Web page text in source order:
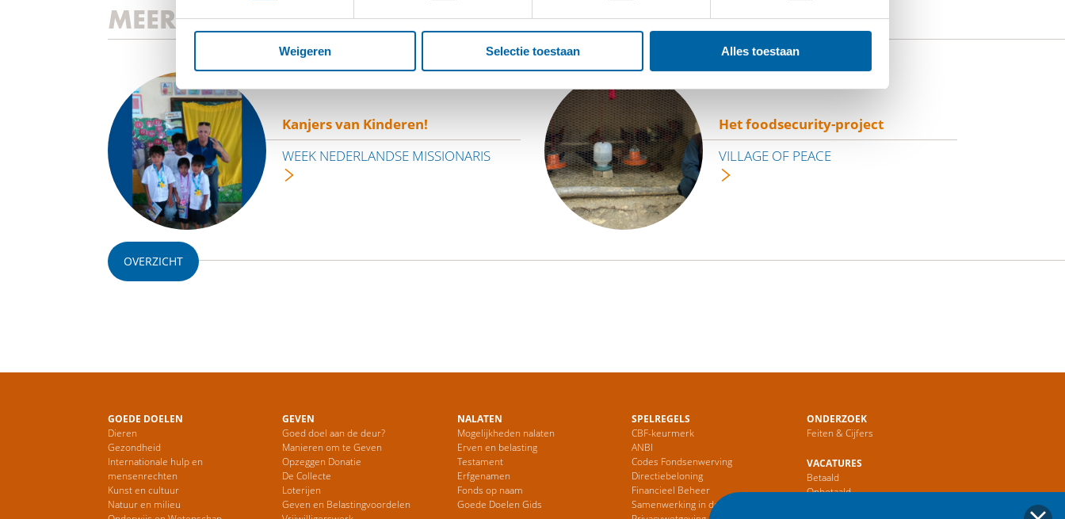
Weigeren Selectie toestaan Alles toestaan
MEER IMPACTVERHALEN
Kanjers van Kinderen!
WEEK NEDERLANDSE MISSIONARIS
Het foodsecurity-project
VILLAGE OF PEACE
OVERZICHT
GOEDE DOELEN
Dieren
Gezondheid
Internationale hulp en
mensenrechten
Kunst en cultuur
Natuur en milieu
GEVEN
Goed doel aan de deur?
Manieren om te Geven
Opzeggen Donatie
De Collecte
Loterijen
Geven en Belastingvoordelen
NALATEN
Mogelijkheden nalaten
Erven en belasting
Testament
Erfgenamen
Fonds op naam
Goede Doelen Gids
SPELREGELS
CBF-keurmerk
ANBI
Codes Fondsenwerving
Directiebeloning
Financieel Beheer
Samenwerking in de Sector
ONDERZOEK
Feiten & Cijfers
VACATURES
Betaald
Onbetaald